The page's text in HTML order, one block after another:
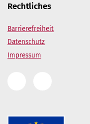
Rechtliches
Barrierefreiheit
Datenschutz
Impressum